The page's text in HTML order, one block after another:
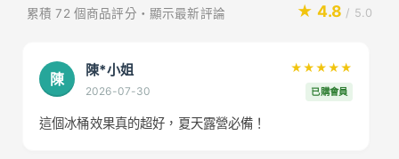
累積 72 個商品評分・顯示最新評論 ★ 4.8 / 5.0
陳
陳*小姐
2026-07-30
★★★★★
已購會員
這個冰桶效果真的超好，夏天露營必備！